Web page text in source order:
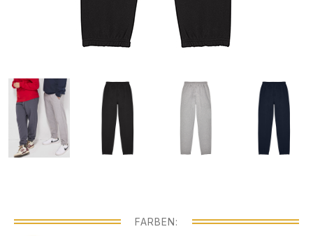
FARBEN: